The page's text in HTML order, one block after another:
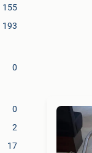
155
193
0
0
2
17